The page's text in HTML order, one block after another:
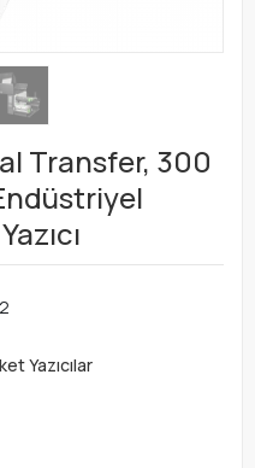
Transfer, 300
Yazıcılar